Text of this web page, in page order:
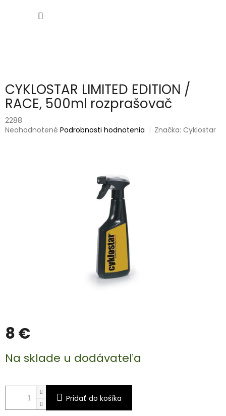
CYKLOSTAR LIMITED EDITION /
RACE, 500ml rozprašovač
2288
Priemerné
Neohodnotené Podrobnosti hodnotenia Značka:Cyklostar
8 €
cena:
Na sklade u dodávateľa
Pridať do košíka